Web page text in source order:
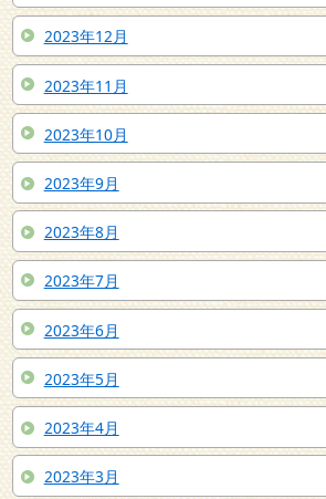
2023年12月
2023年11月
2023年10月
2023年9月
2023年8月
2023年7月
2023年6月
2023年5月
2023年4月
2023年3月